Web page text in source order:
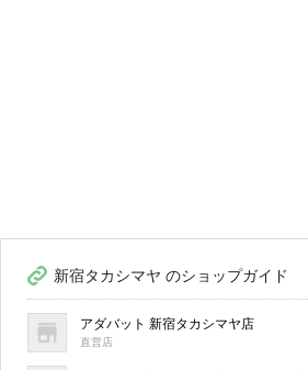
新宿タカシマヤ のショップガイド
アダバット 新宿タカシマヤ店
直営店